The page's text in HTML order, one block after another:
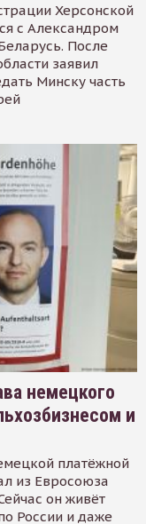
Херсонской
с Александром
После
заявил
Минску часть
немецкого
и
платёжной
из Евросоюза
он живёт
России и даже